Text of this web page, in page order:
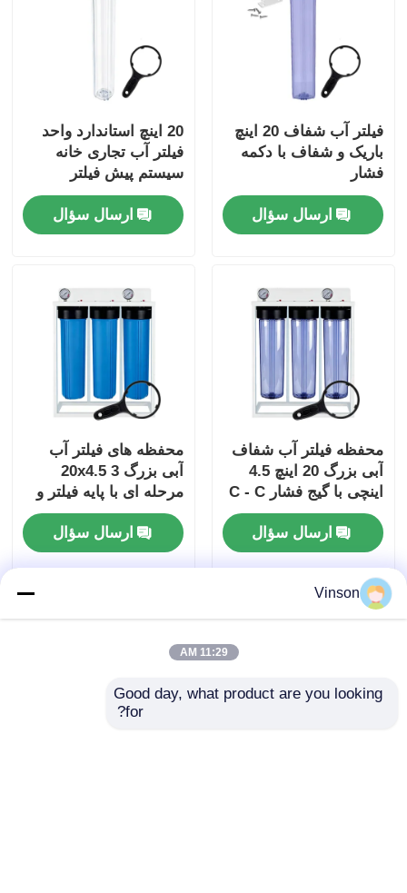
فیلتر آب شفاف 20 اینچ
باریک و شفاف با دکمه
فشار
ارسال سؤال
20 اینچ استاندارد واحد
فیلتر آب تجاری خانه
سیستم پیش فیلتر
NPT/BSP پورت فشار
آزاد
ارسال سؤال
محفظه فیلتر آب شفاف
آبی بزرگ 20 اینچ 4.5
اینچی با گیج فشار C - C
- C
ارسال سؤال
محفظه های فیلتر آب
آبی بزرگ 20x4.5 3
مرحله ای با پایه فیلتر و
فشارسنج
ارسال سؤال
Vinson
11:29 AM
Good day, what product are you looking
for?